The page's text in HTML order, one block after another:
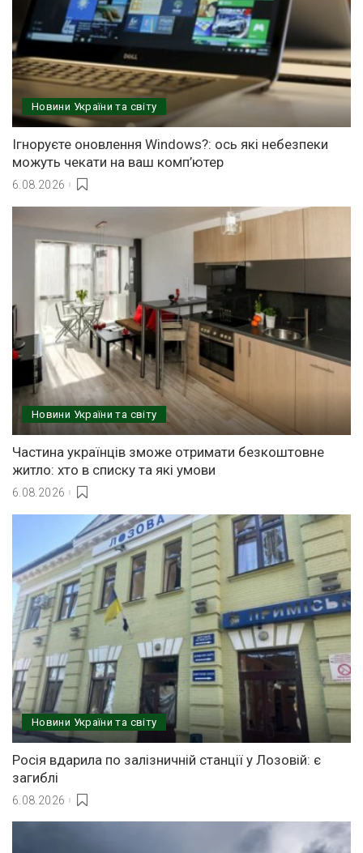
Новини України та світу
Ігноруєте оновлення Windows?: ось які небезпеки
можуть чекати на ваш комп’ютер
6.08.2026
Новини України та світу
Частина українців зможе отримати безкоштовне
житло: хто в списку та які умови
6.08.2026
Новини України та світу
Росія вдарила по залізничній станції у Лозовій: є
загиблі
6.08.2026